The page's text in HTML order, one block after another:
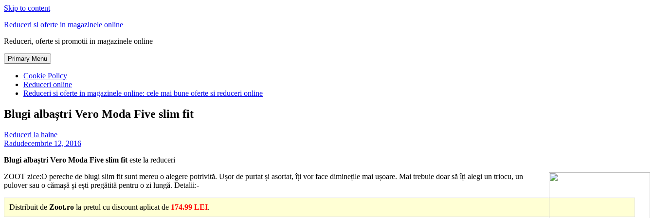
Skip to content
Reduceri si oferte in magazinele online
Reduceri, oferte si promotii in magazinele online
Primary Menu
Cookie Policy
Reduceri online
Reduceri si oferte in magazinele online: cele mai bune oferte si reduceri online
Blugi albaștri Vero Moda Five slim fit
Reduceri la haine
Radudecembrie 12, 2016
Blugi albaștri Vero Moda Five slim fit este la reduceri
ZOOT zice:O pereche de blugi slim fit sunt mereu o alegere potrivită. Ușor de purtat și asortat, îți vor face diminețile mai ușoare. Mai trebuie doar să îți alegi un triocu, un
pulover sau o cămașă și ești pregătită pentru o zi lungă. Detalii:-
Distribuit de Zoot.ro la pretul cu discount aplicat de 174.99 LEI.